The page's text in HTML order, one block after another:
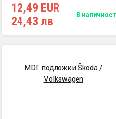
12,49 EUR
24,43 лв
В наличност
MDF подложки Škoda /
Volkswagen